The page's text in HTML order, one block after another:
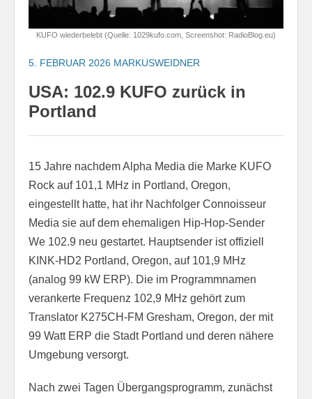
KUFO wiederbelebt (Quelle: 1029kufo.com, Screenshot: RadioBlog.eu)
5. FEBRUAR 2026 MARKUSWEIDNER
USA: 102.9 KUFO zurück in
Portland
15 Jahre nachdem Alpha Media die Marke KUFO
Rock auf 101,1 MHz in Portland, Oregon,
eingestellt hatte, hat ihr Nachfolger Connoisseur
Media sie auf dem ehemaligen Hip-Hop-Sender
We 102.9 neu gestartet. Hauptsender ist offiziell
KINK-HD2 Portland, Oregon, auf 101,9 MHz
(analog 99 kW ERP). Die im Programmnamen
verankerte Frequenz 102,9 MHz gehört zum
Translator K275CH-FM Gresham, Oregon, der mit
99 Watt ERP die Stadt Portland und deren nähere
Umgebung versorgt.
Nach zwei Tagen Übergangsprogramm, zunächst